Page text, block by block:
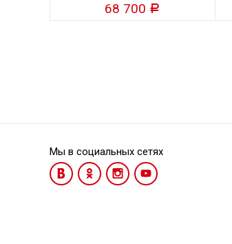
68 700 Р
Мы в социальных сетях